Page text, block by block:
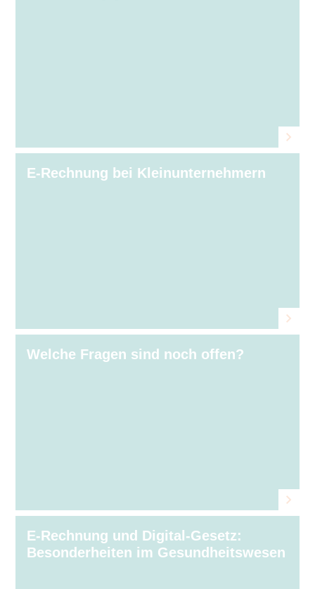
E-Rechnung bei Kleinunternehmern
Welche Fragen sind noch offen?
E-Rechnung und Digital-Gesetz:
Besonderheiten im Gesundheitswesen